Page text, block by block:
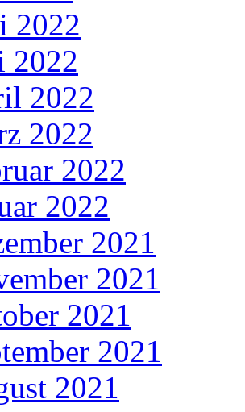
2022
2022
2022
2022
2022
2022
2021
2021
2021
2021
2021